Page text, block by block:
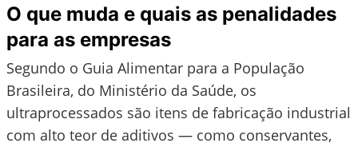
O que muda e quais as penalidades
para as empresas
Segundo o Guia Alimentar para a População
Brasileira, do Ministério da Saúde, os
ultraprocessados são itens de fabricação industrial
com alto teor de aditivos — como conservantes,